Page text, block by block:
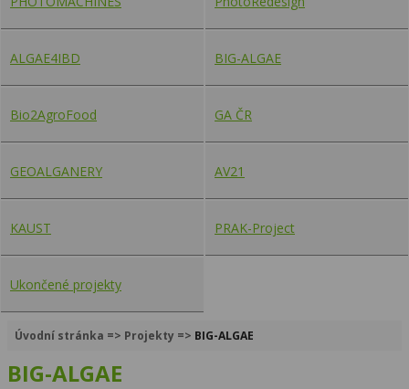
ALGAE4IBD BIG-ALGAE
Bio2AgroFood GA ČR
GEOALGANERY AV21
KAUST PRAK-Project
Ukončené projekty
Úvodní stránka => Projekty => BIG-ALGAE
BIG-ALGAE